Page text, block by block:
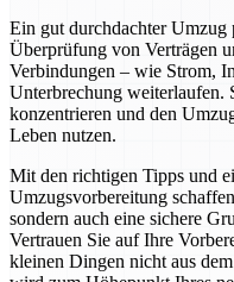
Ein gut durchdachter Umzug
Überprüfung von Verträgen
Verbindungen – wie Strom,
Unterbrechung weiterlaufen.
konzentrieren und den
Leben nutzen.
Mit den richtigen Tipps und
Umzugsvorbereitung
sondern auch eine sichere
Vertrauen Sie auf Ihre
kleinen Dingen nicht aus